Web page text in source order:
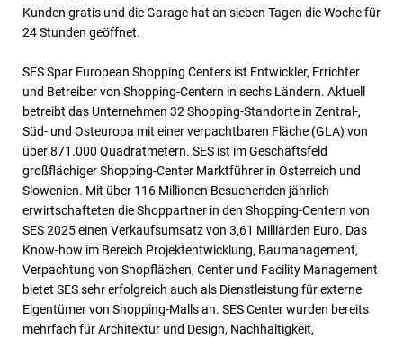
Kunden gratis und die Garage hat an sieben Tagen die Woche für
24 Stunden geöffnet.
SES Spar European Shopping Centers ist Entwickler, Errichter
und Betreiber von Shopping-Centern in sechs Ländern. Aktuell
betreibt das Unternehmen 32 Shopping-Standorte in Zentral-,
Süd- und Osteuropa mit einer verpachtbaren Fläche (GLA) von
über 871.000 Quadratmetern. SES ist im Geschäftsfeld
großflächiger Shopping-Center Marktführer in Österreich und
Slowenien. Mit über 116 Millionen Besuchenden jährlich
erwirtschafteten die Shoppartner in den Shopping-Centern von
SES 2025 einen Verkaufsumsatz von 3,61 Milliarden Euro. Das
Know-how im Bereich Projektentwicklung, Baumanagement,
Verpachtung von Shopflächen, Center und Facility Management
bietet SES sehr erfolgreich auch als Dienstleistung für externe
Eigentümer von Shopping-Malls an. SES Center wurden bereits
mehrfach für Architektur und Design, Nachhaltigkeit,